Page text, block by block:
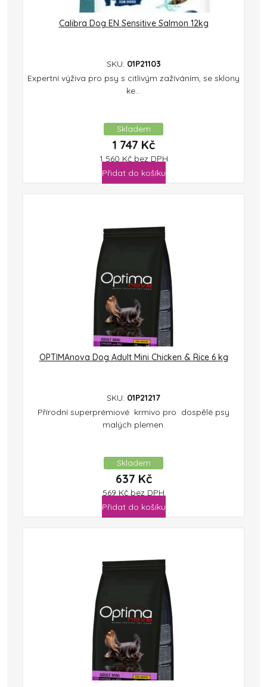
Calibra Dog EN Sensitive Salmon 12kg
SKU: 01P21103
Expertní výživa pro psy s citlivým zažíváním, se sklony
ke...
Skladem
1 747 Kč
1 560 Kč bez DPH
Přidat do košíku
OPTIMAnova Dog Adult Mini Chicken & Rice 6 kg
SKU: 01P21217
Přírodní superprémiové krmivo pro dospělé psy
malých plemen.
Skladem
637 Kč
569 Kč bez DPH
Přidat do košíku